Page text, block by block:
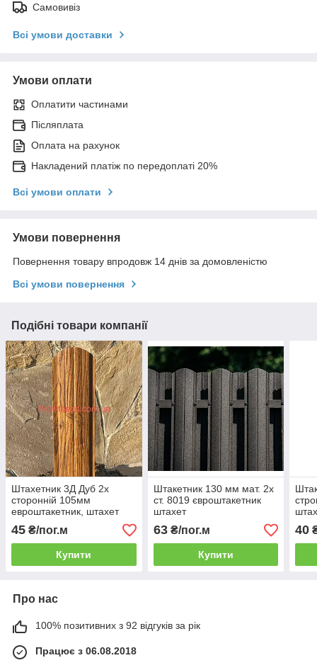
Самовивіз
Всі умови доставки
Умови оплати
Оплатити частинами
Післяплата
Оплата на рахунок
Накладений платіж по передоплаті 20%
Всі умови оплати
Умови повернення
Повернення товару впродовж 14 днів за домовленістю
Всі умови повернення
Подібні товари компанії
Штахетник 3Д Дуб 2х
сторонній 105мм
евроштакетник, штахет
Україна
45 ₴/пог.м
Купити
Штакетник 130 мм мат. 2х
ст. 8019 євроштакетник
штахет
63₴/пог.м
Купити
40
Про нас
100% позитивних з 92 відгуків за рік
Працює з 06.08.2018